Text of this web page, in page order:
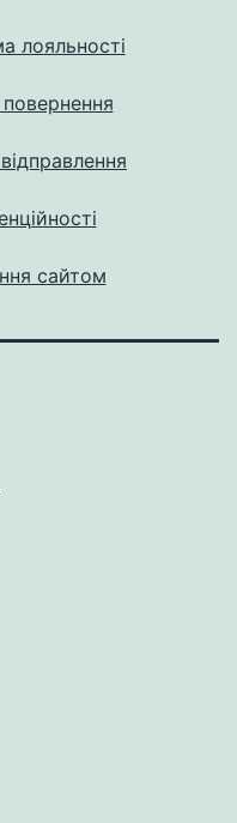
лояльності
сайтом